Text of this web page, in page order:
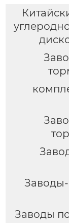
Заводы